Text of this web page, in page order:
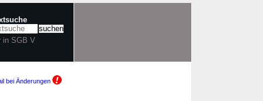
in SGB V
bei Änderungen